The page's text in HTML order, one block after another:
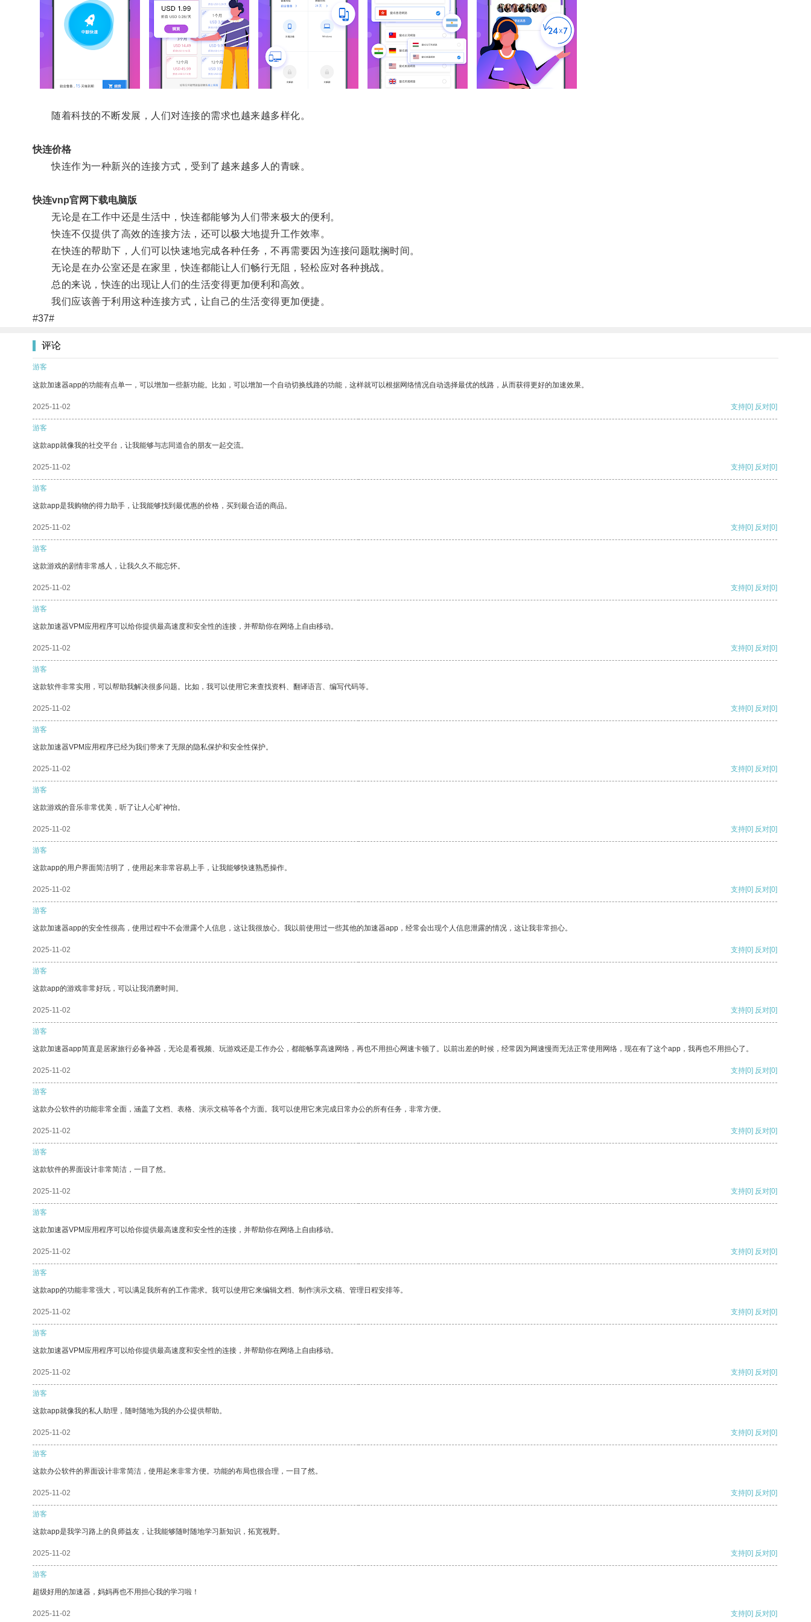
随着科技的不断发展，人们对连接的需求也越来越多样化。
快连价格
快连作为一种新兴的连接方式，受到了越来越多人的青睐。
快连vnp官网下载电脑版
无论是在工作中还是生活中，快连都能够为人们带来极大的便利。
快连不仅提供了高效的连接方法，还可以极大地提升工作效率。
在快连的帮助下，人们可以快速地完成各种任务，不再需要因为连接问题耽搁时间。
无论是在办公室还是在家里，快连都能让人们畅行无阻，轻松应对各种挑战。
总的来说，快连的出现让人们的生活变得更加便利和高效。
我们应该善于利用这种连接方式，让自己的生活变得更加便捷。
#37#
评论
游客
这款加速器app的功能有点单一，可以增加一些新功能。比如，可以增加一个自动切换线路的功能，这样就可以根据网络情况自动选择最优的线路，从而获得更好的加速效果。
2025-11-02 支持[0] 反对[0]
游客
这款app就像我的社交平台，让我能够与志同道合的朋友一起交流。
2025-11-02 支持[0] 反对[0]
游客
这款app是我购物的得力助手，让我能够找到最优惠的价格，买到最合适的商品。
2025-11-02 支持[0] 反对[0]
游客
这款游戏的剧情非常感人，让我久久不能忘怀。
2025-11-02 支持[0] 反对[0]
游客
这款加速器VPM应用程序可以给你提供最高速度和安全性的连接，并帮助你在网络上自由移动。
2025-11-02 支持[0] 反对[0]
游客
这款软件非常实用，可以帮助我解决很多问题。比如，我可以使用它来查找资料、翻译语言、编写代码等。
2025-11-02 支持[0] 反对[0]
游客
这款加速器VPM应用程序已经为我们带来了无限的隐私保护和安全性保护。
2025-11-02 支持[0] 反对[0]
游客
这款游戏的音乐非常优美，听了让人心旷神怡。
2025-11-02 支持[0] 反对[0]
游客
这款app的用户界面简洁明了，使用起来非常容易上手，让我能够快速熟悉操作。
2025-11-02 支持[0] 反对[0]
游客
这款加速器app的安全性很高，使用过程中不会泄露个人信息，这让我很放心。我以前使用过一些其他的加速器app，经常会出现个人信息泄露的情况，这让我非常担心。
2025-11-02 支持[0] 反对[0]
游客
这款app的游戏非常好玩，可以让我消磨时间。
2025-11-02 支持[0] 反对[0]
游客
这款加速器app简直是居家旅行必备神器，无论是看视频、玩游戏还是工作办公，都能畅享高速网络，再也不用担心网速卡顿了。以前出差的时候，经常因为网速慢而无法正常使用网络，现在有了这个app，我再也不用担心了。
2025-11-02 支持[0] 反对[0]
游客
这款办公软件的功能非常全面，涵盖了文档、表格、演示文稿等各个方面。我可以使用它来完成日常办公的所有任务，非常方便。
2025-11-02 支持[0] 反对[0]
游客
这款软件的界面设计非常简洁，一目了然。
2025-11-02 支持[0] 反对[0]
游客
这款加速器VPM应用程序可以给你提供最高速度和安全性的连接，并帮助你在网络上自由移动。
2025-11-02 支持[0] 反对[0]
游客
这款app的功能非常强大，可以满足我所有的工作需求。我可以使用它来编辑文档、制作演示文稿、管理日程安排等。
2025-11-02 支持[0] 反对[0]
游客
这款加速器VPM应用程序可以给你提供最高速度和安全性的连接，并帮助你在网络上自由移动。
2025-11-02 支持[0] 反对[0]
游客
这款app就像我的私人助理，随时随地为我的办公提供帮助。
2025-11-02 支持[0] 反对[0]
游客
这款办公软件的界面设计非常简洁，使用起来非常方便。功能的布局也很合理，一目了然。
2025-11-02 支持[0] 反对[0]
游客
这款app是我学习路上的良师益友，让我能够随时随地学习新知识，拓宽视野。
2025-11-02 支持[0] 反对[0]
游客
超级好用的加速器，妈妈再也不用担心我的学习啦！
2025-11-02 支持[0] 反对[0]